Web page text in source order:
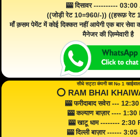
🎰 दिसावर ---------- 03:00
((जोड़ी रेट 10=960/-)) ((हरूफ़ रेट
माँ क़सम पेमेंट में कोई दिक्कत नहीं आयेगी एक बार सेवा
मैनेजर की ज़िम्मेवारी है
सीधे सट्टा कंपनी का No 1 खाईवाल
⭕️ RAM BHAI
🎰 फरीदाबाद सवेरा ---
🎰 कल्याण बाज़ार ---- 1:30
🎰 खाटू धाम -------- 2:30
🎰 दिल्ली बाज़ार ------ 3:05